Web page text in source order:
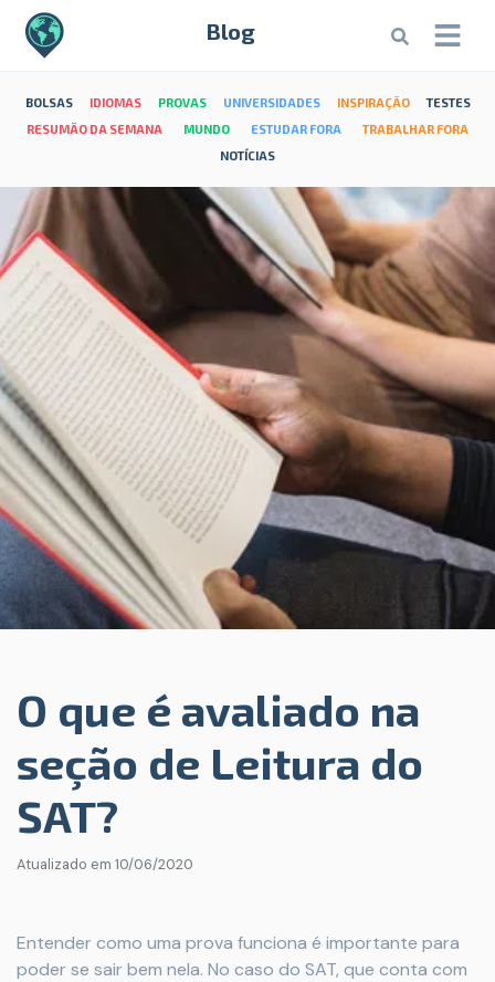
Blog
BOLSAS IDIOMAS PROVAS UNIVERSIDADES INSPIRAÇÃO
TESTES
RESUMÃO DA SEMANA
MUNDO ESTUDAR FORA
TRABALHAR FORA
NOTÍCIAS
O que é avaliado na
seção de Leitura do
SAT?
Atualizado em 10/06/2020
Entender como uma prova funciona é importante para
poder se sair bem nela. No caso do SAT, que conta com